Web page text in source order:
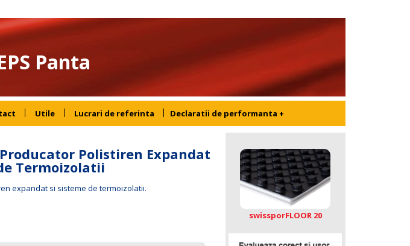
Panta
Utile Lucrari de referinta Declaratii de performanta +
Polistiren Expandat
Termoizolatii
expandat si sisteme de termoizolatii.
swissporFLOOR 20